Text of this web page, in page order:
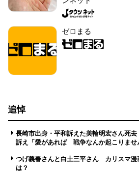
ゼロまる
追悼
長崎市出身・平和訴えた美輪明宏さん死
訴え「愛があれば 戦争なんか起こりませ
つげ義春さんと白土三平さん カリスマ漫
は？